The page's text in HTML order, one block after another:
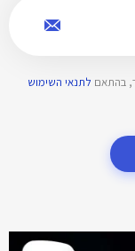
בהתאם לתנאי השימוש